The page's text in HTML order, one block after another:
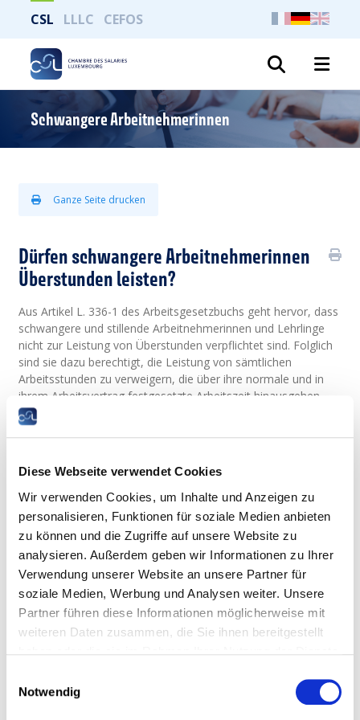
Diese Webseite verwendet Cookies
Wir verwenden Cookies, um Inhalte und Anzeigen zu
personalisieren, Funktionen für soziale Medien anbieten
zu können und die Zugriffe auf unsere Website zu
analysieren. Außerdem geben wir Informationen zu Ihrer
Verwendung unserer Website an unsere Partner für
soziale Medien, Werbung und Analysen weiter. Unsere
Partner führen diese Informationen möglicherweise mit
weiteren Daten zusammen, die Sie ihnen bereitgestellt
Notwendig
CSL LLLC CEFOS
Schwangere Arbeitnehmerinnen
Ganze Seite drucken
Dürfen schwangere Arbeitnehmerinnen
Überstunden leisten?
Aus Artikel L. 336-1 des Arbeitsgesetzbuchs geht hervor, dass
schwangere und stillende Arbeitnehmerinnen und Lehrlinge
nicht zur Leistung von Überstunden verpflichtet sind. Folglich
sind sie dazu berechtigt, die Leistung von sämtlichen
Arbeitsstunden zu verweigern, die über ihre normale und in
ihrem Arbeitsvertrag festgesetzte Arbeitszeit hinausgehen.
Gesetzestext
arbeiten?
Schwangere Frauen sind nicht zur Arbeit zwischen 22.00 Uhr
und 6.00 Uhr verpflichtet, wenn dies nach Ansicht des
zuständigen Arbeitsmediziners aus Sicherheits- oder
Gesundheitsgründen kontraindiziert ist.
Das gleiche gilt für stillende Frauen bis zum ersten Geburtstag
des Kindes.
In diesem Fall muss die Arbeitnehmerin die Freistellung von
Stellungnahme weiterleitet.
Ist der Arbeitsmediziner der Ansicht, eine Freistellung von der